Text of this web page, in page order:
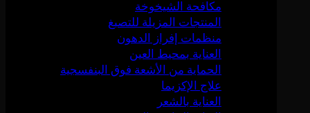
مكافحة الشيخوخة
المنتجات المزيلة للتصبغ
منظمات إفراز الدهون
العناية بمحيط العين
الحماية من الأشعة فوق البنفسجية
علاج الإكزيما
العناية بالشعر